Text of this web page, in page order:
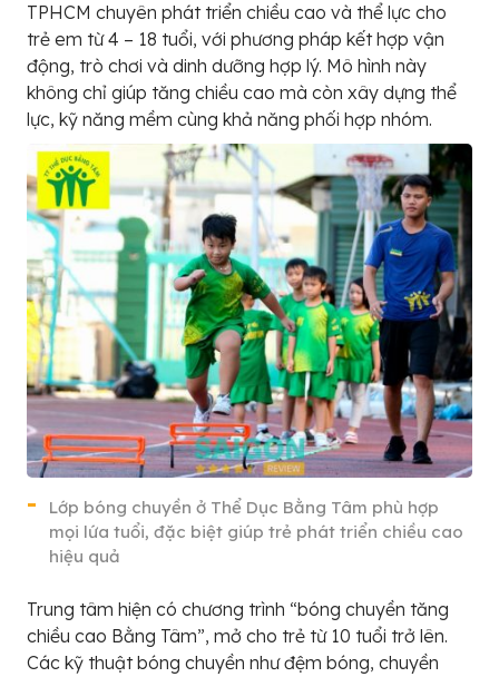
TPHCM chuyên phát triển chiều cao và thể lực cho
trẻ em từ 4 – 18 tuổi, với phương pháp kết hợp vận
động, trò chơi và dinh dưỡng hợp lý. Mô hình này
không chỉ giúp tăng chiều cao mà còn xây dựng thể
lực, kỹ năng mềm cùng khả năng phối hợp nhóm.
Lớp bóng chuyền ở Thể Dục Bằng Tâm phù hợp
mọi lứa tuổi, đặc biệt giúp trẻ phát triển chiều cao
hiệu quả
Trung tâm hiện có chương trình “bóng chuyền tăng
chiều cao Bằng Tâm”, mở cho trẻ từ 10 tuổi trở lên.
Các kỹ thuật bóng chuyền như đệm bóng, chuyền